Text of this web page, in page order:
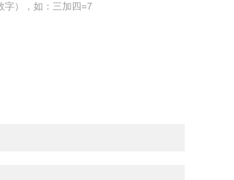
字），如：三加四=7